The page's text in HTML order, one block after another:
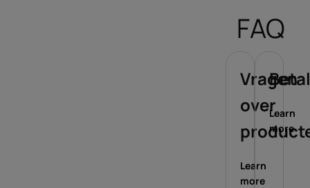
FAQ
Vragen
over
Learn
more
Learn
more